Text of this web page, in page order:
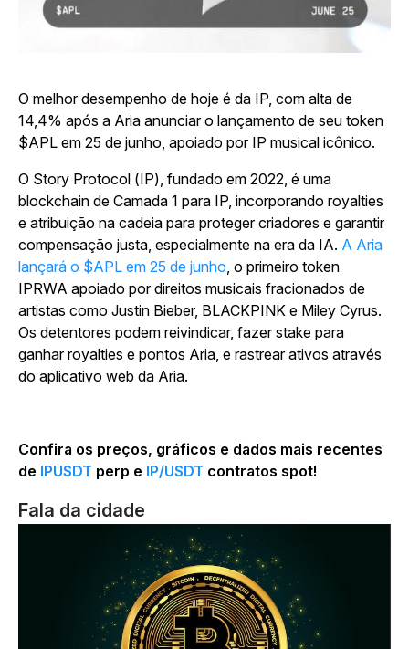
O melhor desempenho de hoje é da IP, com alta de
14,4% após a Aria anunciar o lançamento de seu token
$APL em 25 de junho, apoiado por IP musical icônico.
O Story Protocol (IP), fundado em 2022, é uma
blockchain de Camada 1 para IP, incorporando royalties
e atribuição na cadeia para proteger criadores e garantir
compensação justa, especialmente na era da IA. A Aria
lançará o $APL em 25 de junho, o primeiro token
IPRWA apoiado por direitos musicais fracionados de
artistas como Justin Bieber, BLACKPINK e Miley Cyrus.
Os detentores podem reivindicar, fazer stake para
ganhar royalties e pontos Aria, e rastrear ativos através
do aplicativo web da Aria.
Confira os preços, gráficos e dados mais recentes
de IPUSDT perp e IP/USDT contratos spot!
Fala da cidade